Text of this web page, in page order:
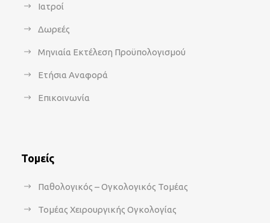
Ιατροί
Δωρεές
Μηνιαία Εκτέλεση Προϋπολογισμού
Ετήσια Αναφορά
Επικοινωνία
Τομείς
Παθολογικός – Ογκολογικός Τομέας
Τομέας Χειρουργικής Ογκολογίας